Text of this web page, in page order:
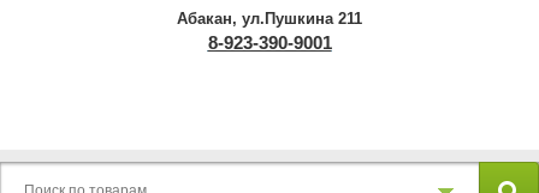
Абакан, ул.Пушкина 211
8-923-390-9001